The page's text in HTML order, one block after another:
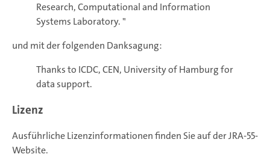
Research, Computational and Information
Systems Laboratory. "
und mit der folgenden Danksagung:
Thanks to ICDC, CEN, University of Hamburg for
data support.
Lizenz
Ausführliche Lizenzinformationen finden Sie auf der JRA-55-
Website.